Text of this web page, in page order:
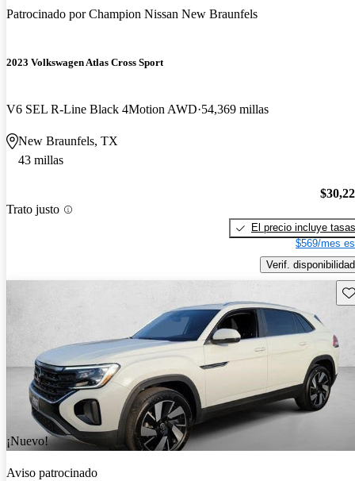
Patrocinado porChampion Nissan New Braunfels
2023 Volkswagen Atlas Cross Sport
V6 SEL R-Line Black 4Motion AWD 54,369 millas
New Braunfels, TX
43 millas
Trato justo
El precio incluye tasas
$569/mes
Verif. disponibilidad
¡Nuevo!
Aviso patrocinado